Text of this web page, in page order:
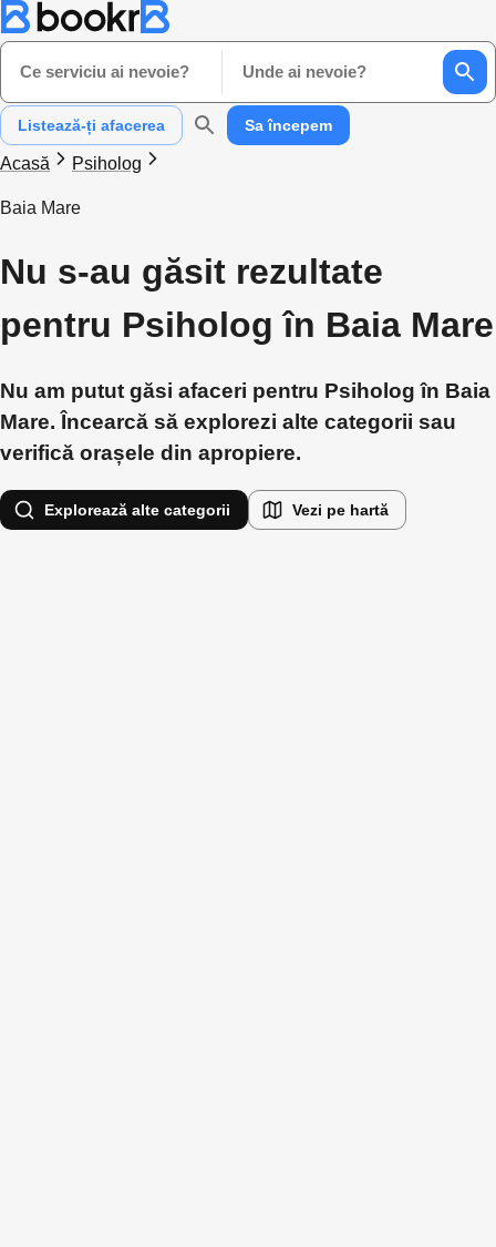
Ce serviciu ai nevoie? Unde ai nevoie?
Listează-ți afacerea Sa începem
Acasă Psiholog
Baia Mare
Nu s-au găsit rezultate
pentru Psiholog în Baia Mare
Nu am putut găsi afaceri pentru Psiholog în Baia
Mare. Încearcă să explorezi alte categorii sau
verifică orașele din apropiere.
Explorează alte categorii Vezi pe hartă